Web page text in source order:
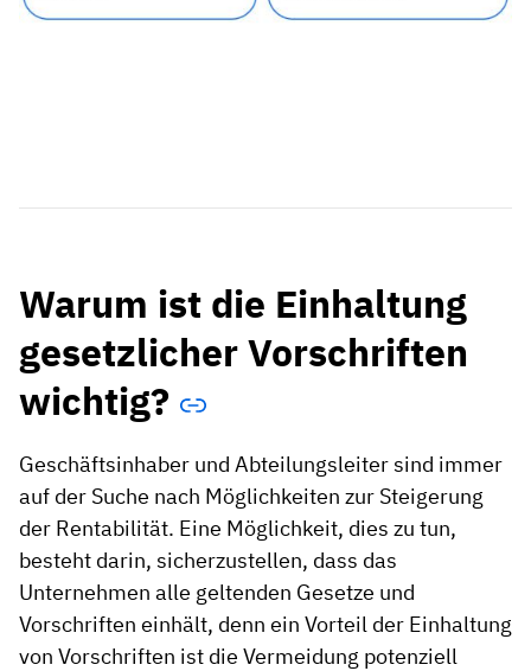
Warum ist die Einhaltung
gesetzlicher Vorschriften
wichtig?
Geschäftsinhaber und Abteilungsleiter sind immer
auf der Suche nach Möglichkeiten zur Steigerung
der Rentabilität. Eine Möglichkeit, dies zu tun,
besteht darin, sicherzustellen, dass das
Unternehmen alle geltenden Gesetze und
Vorschriften einhält, denn ein Vorteil der Einhaltung
von Vorschriften ist die Vermeidung potenziell